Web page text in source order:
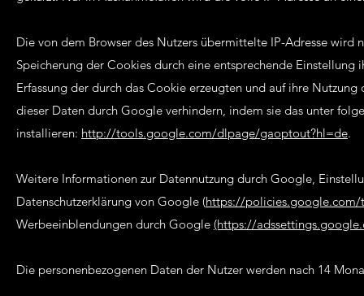
Die von dem Browser des Nutzers übermittelte IP-Adresse
Speicherung der Cookies durch eine entsprechende
Erfassung der durch das Cookie erzeugten und auf ihre
dieser Daten durch Google verhindern, indem sie das unter
installieren: http://tools.google.com/dlpage/gaoptout?hl=de.
Weitere Informationen zur Datennutzung durch Google,
Datenschutzerklärung von Google (https://policies.google.com/
Werbeeinblendungen durch Google (https://
Die personenbezogenen Daten der Nutzer werden nach 14